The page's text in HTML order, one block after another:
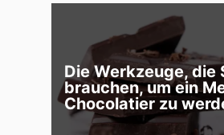
Die Werkzeuge, die
brauchen, um ein
Chocolatier zu